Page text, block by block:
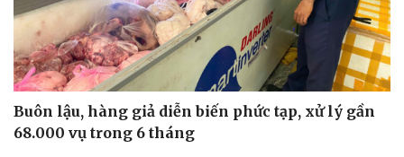
Buôn lậu, hàng giả diễn biến phức tạp, xử lý gần
68.000 vụ trong 6 tháng